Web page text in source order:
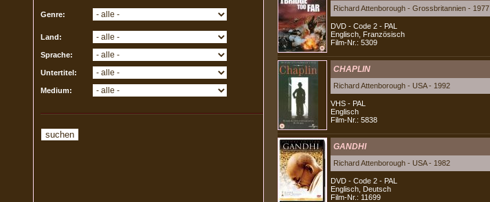
Genre:
Land:
Sprache:
Untertitel:
Medium:
Richard Attenborough - Grossbritannien - 1977
DVD - Code 2 - PAL
Englisch, Französisch
Film-Nr.: 5309
CHAPLIN
Richard Attenborough - USA - 1992
VHS - PAL
Englisch
Film-Nr.: 5838
GANDHI
Richard Attenborough - USA - 1982
DVD - Code 2 - PAL
Englisch, Deutsch
Film-Nr.: 11699